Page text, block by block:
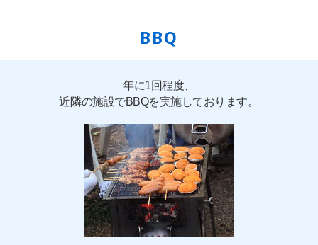
BBQ
年に1回程度、
近隣の施設でBBQを実施しております。